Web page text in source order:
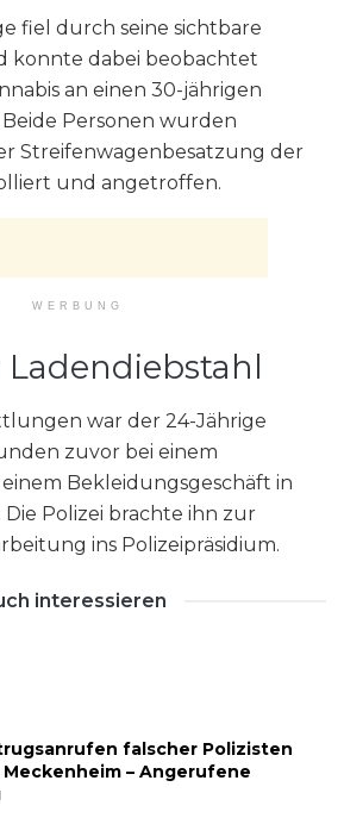
fiel durch seine sichtbare
konnte dabei beobachtet
an einen 30-jährigen
Personen wurden
Streifenwagenbesatzung der
und angetroffen.
WERBUNG
war der 24-Jährige
zuvor bei einem
Bekleidungsgeschäft in
Polizei brachte ihn zur
ins Polizeipräsidium.
interessieren
falscher Polizisten
– Angerufene